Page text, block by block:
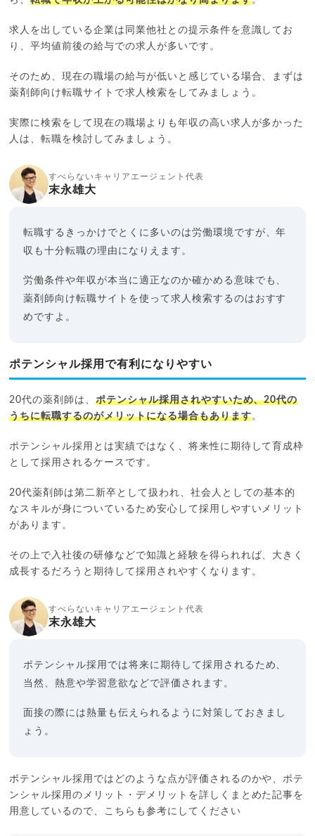
求人を出している企業は同業他社との提示条件を意識してお
り、平均値前後の給与での求人が多いです。
そのため、現在の職場の給与が低いと感じている場合、まずは
薬剤師向け転職サイトで求人検索をしてみましょう。
実際に検索をして現在の職場よりも年収の高い求人が多かった
人は、転職を検討してみましょう。
すべらないキャリアエージェント代表
末永雄大
転職するきっかけでとくに多いのは労働環境ですが、年
収も十分転職の理由になりえます。
労働条件や年収が本当に適正なのか確かめる意味でも、
薬剤師向け転職サイトを使って求人検索するのはおすす
めですよ。
ポテンシャル採用で有利になりやすい
20代の薬剤師は、ポテンシャル採用されやすいため、20代の
うちに転職するのがメリットになる場合もあります。
ポテンシャル採用とは実績ではなく、将来性に期待して育成枠
として採用されるケースです。
20代薬剤師は第二新卒として扱われ、社会人としての基本的
なスキルが身についているため安心して採用しやすいメリット
があります。
その上で入社後の研修などで知識と経験を得られれば、大きく
成長するだろうと期待して採用されやすくなります。
すべらないキャリアエージェント代表
末永雄大
ポテンシャル採用では将来に期待して採用されるため、
当然、熱意や学習意欲などで評価されます。
面接の際には熱量も伝えられるように対策しておきまし
ょう。
ポテンシャル採用ではどのような点が評価されるのかや、ポテ
ンシャル採用のメリット・デメリットを詳しくまとめた記事を
用意しているので、こちらも参考にしてください